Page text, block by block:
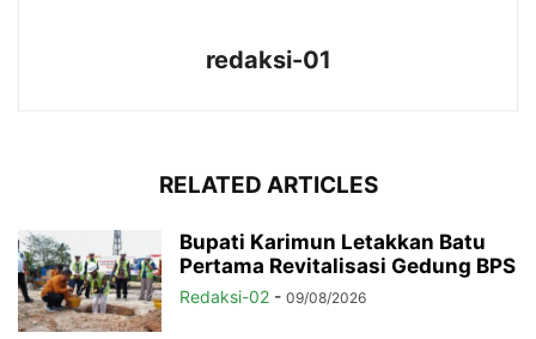
redaksi-01
RELATED ARTICLES
Bupati Karimun Letakkan Batu
Pertama Revitalisasi Gedung BPS
Redaksi-02 - 09/08/2026